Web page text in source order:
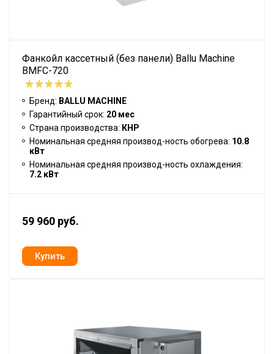
Фанкойл кассетный (без панели) Ballu Machine
BMFC-720
Бренд: BALLU MACHINE
Гарантийный срок: 20 мес
Страна производства: КНР
Номинальная средняя производ-ность обогрева: 10.8
кВт
Номинальная средняя производ-ность охлаждения:
7.2 кВт
59 960 руб.